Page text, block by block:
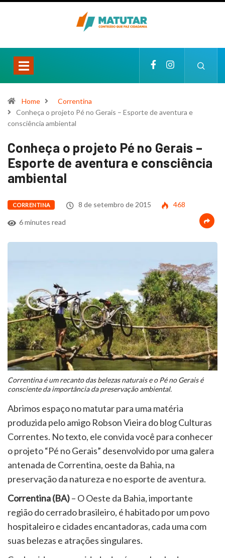
Home
Correntina
Conheça o projeto Pé no Gerais – Esporte de aventura e
consciência ambiental
Conheça o projeto Pé no Gerais –
Esporte de aventura e consciência
ambiental
CORRENTINA 8 de setembro de 2015 468
6 minutes read
Correntina é um recanto das belezas naturais e o Pé no Gerais é
consciente da importância da preservação ambiental.
Abrimos espaço no matutar para uma matéria
produzida pelo amigo Robson Vieira do blog Culturas
Correntes. No texto, ele convida você para conhecer
o projeto “Pé no Gerais” desenvolvido por uma galera
antenada de Correntina, oeste da Bahia, na
preservação da natureza e no esporte de aventura.
Correntina (BA)– O Oeste da Bahia, importante
região do cerrado brasileiro, é habitado por um povo
hospitaleiro e cidades encantadoras, cada uma com
suas belezas e atrações singulares.